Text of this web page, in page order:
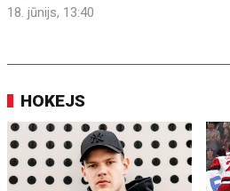
18. jūnijs, 13:40
HOKEJS